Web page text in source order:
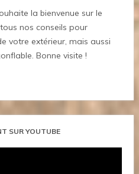
la bienvenue sur le
nos conseils pour
votre extérieur, mais aussi
Bonne visite !
SUR YOUTUBE